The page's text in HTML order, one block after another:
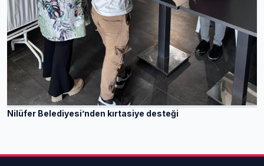
Nilüfer Belediyesi’nden kırtasiye desteği